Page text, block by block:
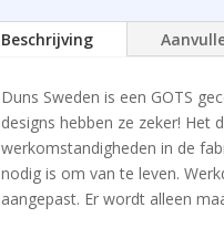
Beschrijving
Duns Sweden is een GOTS
designs hebben ze zeker!
werkomstandigheden in de
nodig is om van te leven.
aangepast. Er wordt alleen